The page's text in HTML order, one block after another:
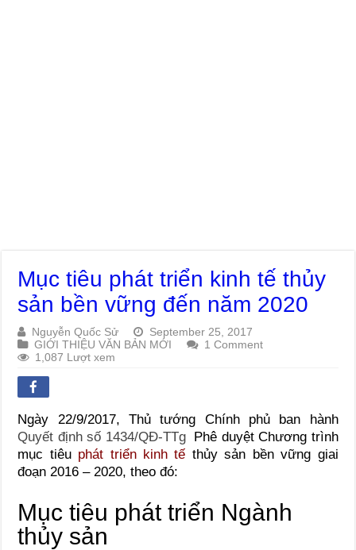
Mục tiêu phát triển kinh tế thủy
sản bền vững đến năm 2020
Nguyễn Quốc Sử
September 25, 2017
GIỚI THIỆU VĂN BẢN MỚI
1 Comment
1,087 Lượt xem
Ngày 22/9/2017, Thủ tướng Chính phủ ban hành
Quyết định số 1434/QĐ-TTg Phê duyệt Chương trình
mục tiêu phát triển kinh tế thủy sản bền vững giai
đoạn 2016 – 2020, theo đó:
Mục tiêu phát triển Ngành
thủy sản